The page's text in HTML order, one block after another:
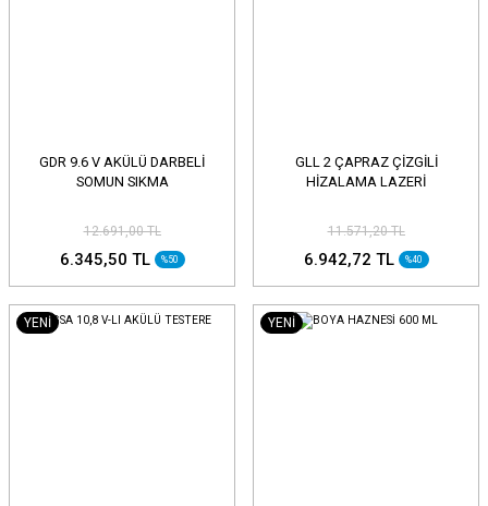
GDR 9.6 V AKÜLÜ DARBELİ
SOMUN SIKMA
12.691,00 TL
6.345,50 TL %50
GLL 2 ÇAPRAZ ÇİZGİLİ
HİZALAMA LAZERİ
11.571,20 TL
6.942,72 TL %40
YENİ YENİ